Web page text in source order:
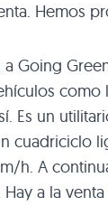
Hemos
Going
como
Es un
cuadriciclo
h. A
a la